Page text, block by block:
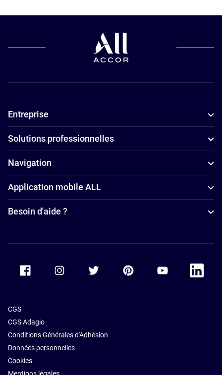
Entreprise
Solutions professionnelles
Navigation
Application mobile ALL
Besoin d'aide ?
Accor Youtube
Accor
CGS
CGS Adagio
Conditions Générales d'Adhésion
Données personnelles
Cookies
Mentions légales